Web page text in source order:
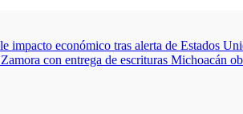
impacto económico tras alerta de Estados
con entrega de escrituras Michoacán